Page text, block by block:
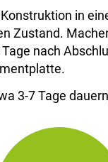
in
Zustand.
nach
3-7 Tage